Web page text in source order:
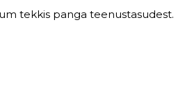
tekkis panga teenustasudest.